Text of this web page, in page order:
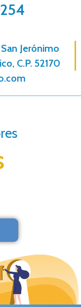
Jerónimo
C.P. 52170